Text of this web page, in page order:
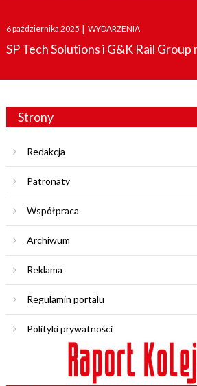
Posted
on
6 października 2025 | WYDARZENIA
SP Tech Solutions i G&K Rail
Strony
Redakcja
Patronaty
Współpraca
Archiwum
Reklama
Regulamin portalu
Polityki prywatności